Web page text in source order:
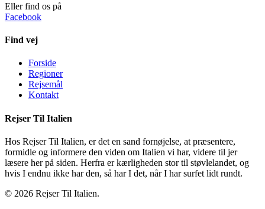
Eller find os på
Facebook
Find vej
Forside
Regioner
Rejsemål
Kontakt
Rejser Til Italien
Hos Rejser Til Italien, er det en sand fornøjelse, at præsentere,
formidle og informere den viden om Italien vi har, videre til jer
læsere her på siden. Herfra er kærligheden stor til støvlelandet, og
hvis I endnu ikke har den, så har I det, når I har surfet lidt rundt.
© 2026 Rejser Til Italien.